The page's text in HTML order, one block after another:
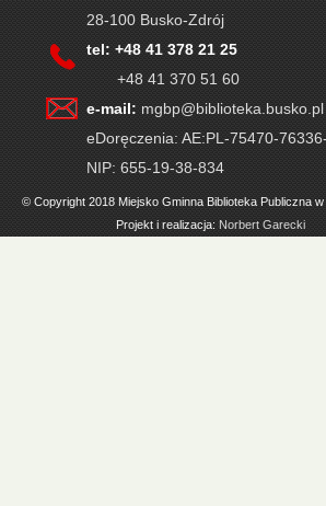
28-100 Busko-Zdrój
tel: +48 41 378 21 25
+48 41 370 51 60
e-mail: mgbp@biblioteka.busko.pl
eDoręczenia: AE:PL-75470-
NIP: 655-19-38-834
© Copyright 2018 Miejsko Gminna Biblioteka Publiczna
Projekt i realizacja: Norbert Garecki